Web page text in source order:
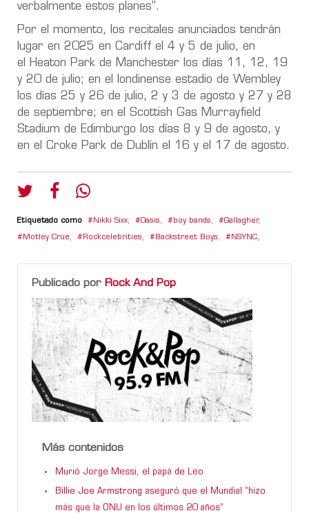
verbalmente estos planes”.
Por el momento, los recitales anunciados tendrán
lugar en 2025 en Cardiff el 4 y 5 de julio, en
el
Heaton Park de Manchester los días 11, 12, 19
y 20 de julio; en el londinense estadio de Wembley
los días 25 y 26 de julio, 2 y 3 de agosto y 27 y 28
de septiembre; en el Scottish Gas Murrayfield
Stadium de Edimburgo los días 8 y 9 de agosto, y
en el Croke Park de Dublín el 16 y el 17 de agosto.
Etiquetado como Nikki Sixx, Oasis, boy bands, Gallagher,
Motley Crue, Rockcelebrities, Backstreet Boys, NSYNC,
Publicado por Rock And Pop
Más contenidos
Murió Jorge Messi, el papá de Leo
Billie Joe Armstrong aseguró que el Mundial “hizo
más que la ONU en los últimos 20 años”